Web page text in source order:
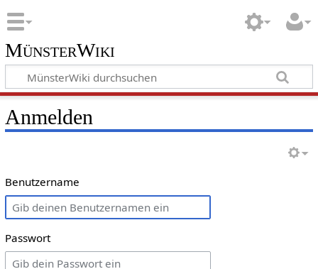
MünsterWiki
Anmelden
Benutzername
Passwort